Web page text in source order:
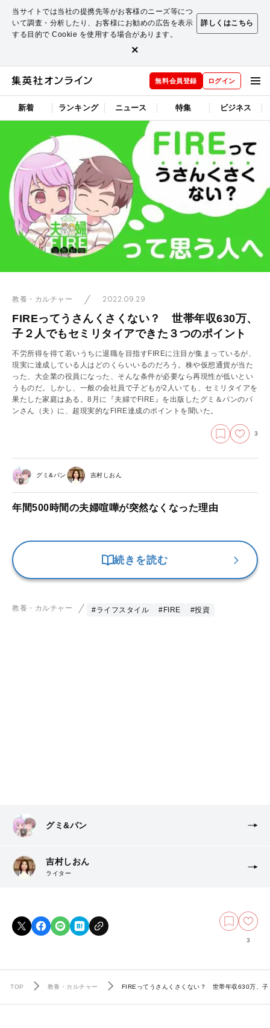
当サイトでは当社の提携先等がお客様のニーズ等につ
いて調査・分析したり、お客様にお勧めの広告を表示
する目的で Cookie を使用する場合があります。
詳しくはこちら
×
無料会員登録 ログイン
新着 ランキング ニュース 特集 ビジネス
教養・カルチャー 2022.09.29
FIREってうさんくさくない？ 世帯年収630万、
子２人でもセミリタイアできた３つのポイント
不労所得を得て若いうちに退職を目指すFIREに注目が集まっているが、
現実に達成している人はどのくらいいるのだろう。株や仮想通貨が当た
った、大企業の役員になった、そんな条件が必要なら再現性が低いとい
うものだ。しかし、一般の会社員で子どもが2人いても、セミリタイアを
果たした家庭はある。8月に『夫婦でFIRE』を出版したグミ＆パンのパ
ンさん（夫）に、超現実的なFIRE達成のポイントを聞いた。
3
グミ&パン 吉村しおん
年間500時間の夫婦喧嘩が突然なくなった理由
続きを読む
教養・カルチャー #ライフスタイル #FIRE #投資
グミ&パン
吉村しおん
ライター
3
TOP 教養・カルチャー FIREってうさんくさくない？ 世帯年収630万、子